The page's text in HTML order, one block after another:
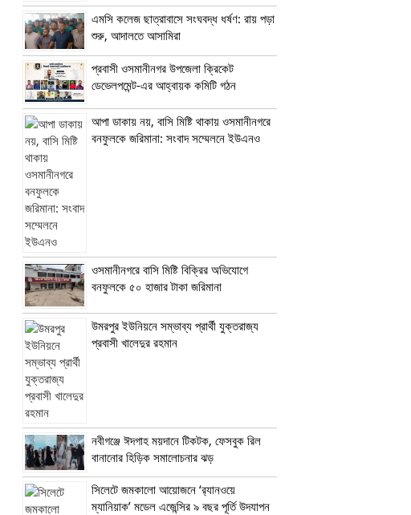
এম‌সি কলেজ ছাত্রাবাসে সংঘবদ্ধ ধর্ষণ: রায় পড়া
শুরু, আদালতে আসামিরা
প্রবাসী ওসমানীনগর উপজেলা ক্রিকেট
ডেভেলপমেন্ট-এর আহ্বায়ক কমিটি গঠন
আপা ডাকায় নয়, বাসি মিষ্টি থাকায় ওসমানীনগরে
বনফুলকে জরিমানা: সংবাদ সম্মেলনে ইউএনও
ওসমানীনগরে বাসি মিষ্টি বিক্রির অভিযোগে
বনফুলকে ৫০ হাজার টাকা জরিমানা
উমরপুর ইউনিয়নে সম্ভাব্য প্রার্থী যুক্তরাজ্য
প্রবাসী খালেদুর রহমান
নবীগঞ্জে ঈদগাহ ময়দানে টিকটক, ফেসবুক রিল
বানানোর হিড়িক সমালোচনার ঝড়
সিলেটে জমকালো আয়োজনে ‘র‍্যানওয়ে
ম্যানিয়াক’ মডেল এজেন্সির ৯ বছর পূর্তি উদযাপন